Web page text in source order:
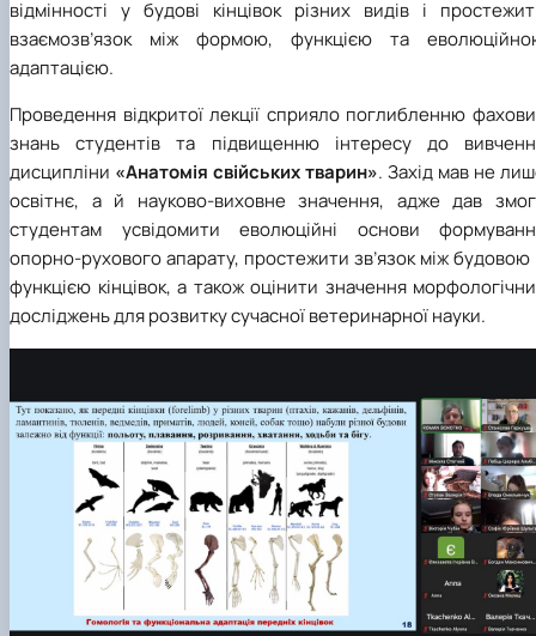
відмінності у будові кінцівок різних видів і
взаємозв’язок між формою, функцією та
адаптацією.
Проведення відкритої лекції сприяло поглибленню
знань студентів та підвищенню інтересу до
дисципліни «Анатомія свійських тварин». Захід мав не
освітнє, а й науково-виховне значення, адже дав
студентам усвідомити еволюційні основи
опорно-рухового апарату, простежити зв’язок між будовою
функцією кінцівок, а також оцінити значення
досліджень для розвитку сучасної ветеринарної науки.